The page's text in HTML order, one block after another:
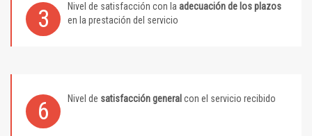
3 Nivel de satisfacción con la adecuación de los plazos
en la prestación del servicio
6 Nivel de satisfacción general con el servicio recibido